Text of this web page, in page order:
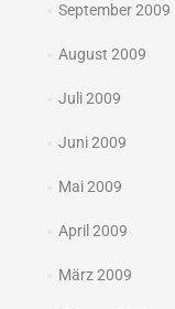
September 2009
August 2009
Juli 2009
Juni 2009
Mai 2009
April 2009
März 2009